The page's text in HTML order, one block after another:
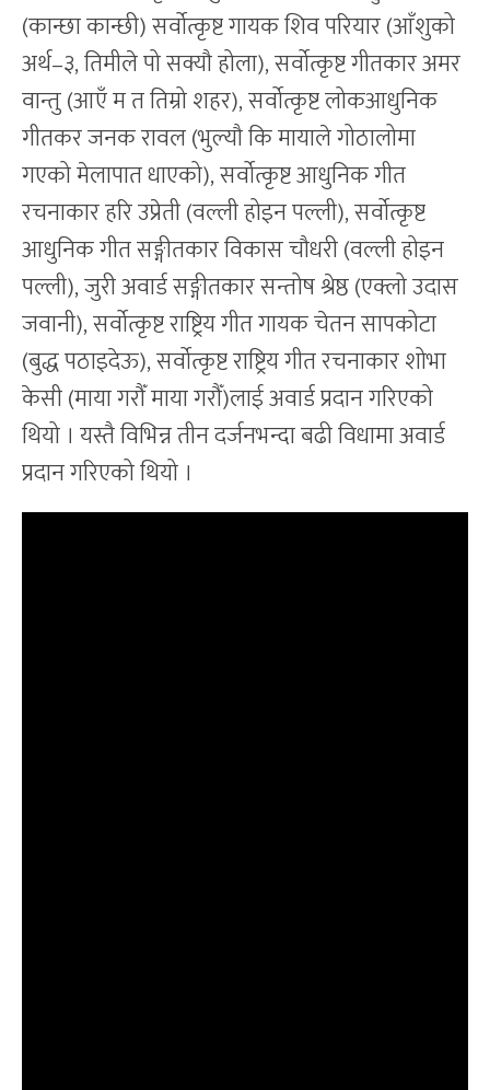
(कान्छा कान्छी) सर्वोत्कृष्ट गायक शिव परियार (आँशुको
अर्थ–३, तिमीले पो सक्यौ होला), सर्वोत्कृष्ट गीतकार अमर
वान्तु (आएँ म त तिम्रो शहर), सर्वोत्कृष्ट लोकआधुनिक
गीतकर जनक रावल (भुल्यौ कि मायाले गोठालोमा
गएको मेलापात धाएको), सर्वोत्कृष्ट आधुनिक गीत
रचनाकार हरि उप्रेती (वल्ली होइन पल्ली), सर्वोत्कृष्ट
आधुनिक गीत सङ्गीतकार विकास चौधरी (वल्ली होइन
पल्ली), जुरी अवार्ड सङ्गीतकार सन्तोष श्रेष्ठ (एक्लो उदास
जवानी), सर्वोत्कृष्ट राष्ट्रिय गीत गायक चेतन सापकोटा
(बुद्ध पठाइदेऊ), सर्वोत्कृष्ट राष्ट्रिय गीत रचनाकार शोभा
केसी (माया गरौँ माया गरौँ)लाई अवार्ड प्रदान गरिएको
थियो । यस्तै विभिन्न तीन दर्जनभन्दा बढी विधामा अवार्ड
प्रदान गरिएको थियो ।